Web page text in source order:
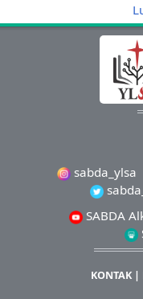
sabda_ylsa
SABDA
KONTAK|